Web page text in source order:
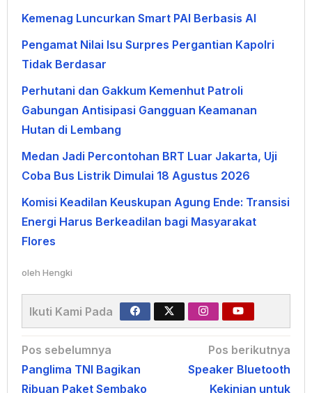
Kemenag Luncurkan Smart PAI Berbasis AI
Pengamat Nilai Isu Surpres Pergantian Kapolri
Tidak Berdasar
Perhutani dan Gakkum Kemenhut Patroli
Gabungan Antisipasi Gangguan Keamanan
Hutan di Lembang
Medan Jadi Percontohan BRT Luar Jakarta, Uji
Coba Bus Listrik Dimulai 18 Agustus 2026
Komisi Keadilan Keuskupan Agung Ende: Transisi
Energi Harus Berkeadilan bagi Masyarakat
Flores
oleh Hengki
Ikuti Kami Pada
Navigasi
pos
Pos sebelumnya
Panglima TNI Bagikan
Ribuan Paket Sembako
Pos berikutnya
Speaker Bluetooth
Kekinian untuk